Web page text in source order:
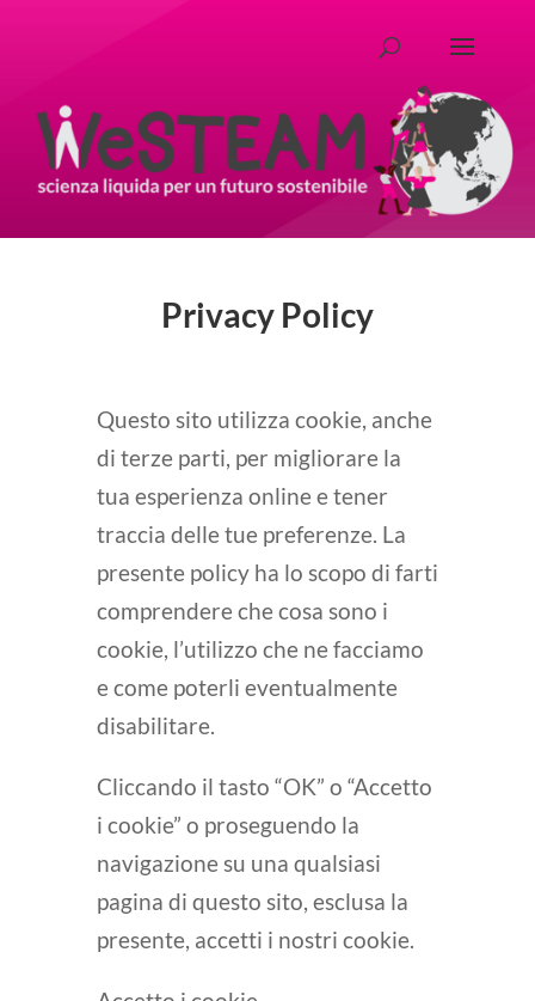
Privacy Policy
Questo sito utilizza cookie, anche
di terze parti, per migliorare la
tua esperienza online e tener
traccia delle tue preferenze. La
presente policy ha lo scopo di farti
comprendere che cosa sono i
cookie, l’utilizzo che ne facciamo
e come poterli eventualmente
disabilitare.
Cliccando il tasto “OK” o “Accetto
i cookie” o proseguendo la
navigazione su una qualsiasi
pagina di questo sito, esclusa la
presente, accetti i nostri cookie.